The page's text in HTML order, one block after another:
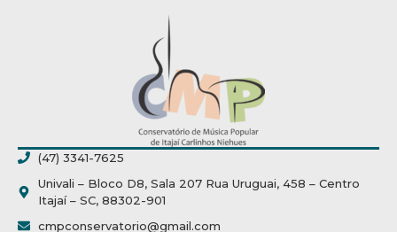
(47) 3341-7625
Univali – Bloco D8, Sala 207 Rua Uruguai, 458 – Centro
Itajaí – SC, 88302-901
cmpconservatorio@gmail.com